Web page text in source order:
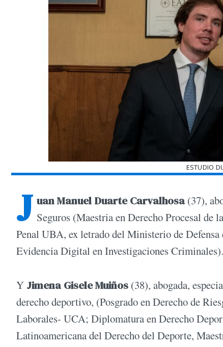
ESTUDIO
J uan Manuel Duarte Carvalhosa(37),
Seguros (Maestria en Derecho Procesal de
Penal UBA, ex letrado del Ministerio de
Evidencia Digital en Investigaciones Criminales).
Y Jimena Gisele Muiños (38), abogada,
derecho deportivo, (Posgrado en Derecho de
Laborales- UCA; Diplomatura en Derecho
Latinoamericana del Derecho del Deporte,